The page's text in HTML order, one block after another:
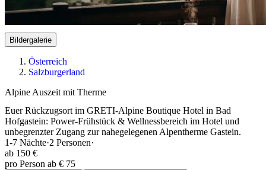
Bildergalerie
Österreich
Salzburgerland
Alpine Auszeit mit Therme
Euer Rückzugsort im GRETI-Alpine Boutique Hotel in Bad
Hofgastein: Power-Frühstück & Wellnessbereich im Hotel und
unbegrenzter Zugang zur nahegelegenen Alpentherme Gastein.
1-7 Nächte·2 Personen·
ab 150 €
pro Person ab € 75